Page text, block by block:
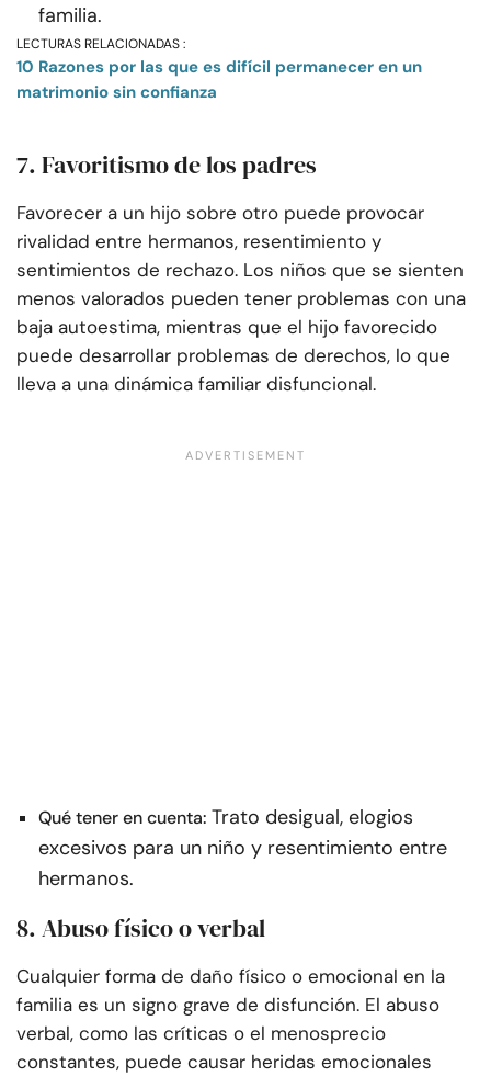
familia.
LECTURAS RELACIONADAS :
10 Razones por las que es difícil permanecer en un
matrimonio sin confianza
7. Favoritismo de los padres
Favorecer a un hijo sobre otro puede provocar
rivalidad entre hermanos, resentimiento y
sentimientos de rechazo. Los niños que se sienten
menos valorados pueden tener problemas con una
baja autoestima, mientras que el hijo favorecido
puede desarrollar problemas de derechos, lo que
lleva a una dinámica familiar disfuncional.
Qué tener en cuenta: Trato desigual, elogios
excesivos para un niño y resentimiento entre
hermanos.
8. Abuso físico o verbal
Cualquier forma de daño físico o emocional en la
familia es un signo grave de disfunción. El abuso
verbal, como las críticas o el menosprecio
constantes, puede causar heridas emocionales